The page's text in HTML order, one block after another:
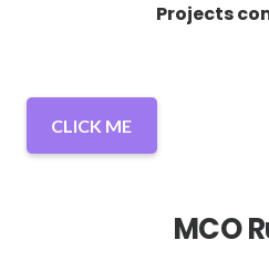
Projects
CLICK ME
MCO